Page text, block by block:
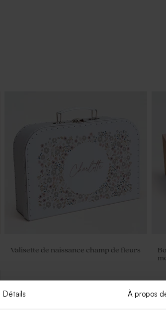
Détails À propos
Valisette de naissance champ de fleurs